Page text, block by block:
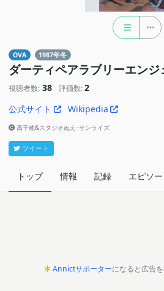
OVA 1987年冬
ダーティペアラブリーエン
視聴者数: 38 評価数: 2
公式サイト
Wikipedia
高千穂&スタジオぬえ･サンライズ
ツイート
トップ 情報 記録 エピソー
Annictサポーターになると広告